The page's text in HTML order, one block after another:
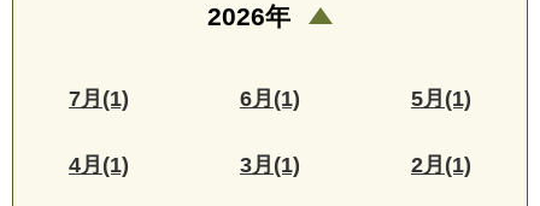
2026年
7月(1) 6月(1) 5月(1)
4月(1) 3月(1) 2月(1)